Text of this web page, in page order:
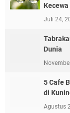
Suami
Maret 28,